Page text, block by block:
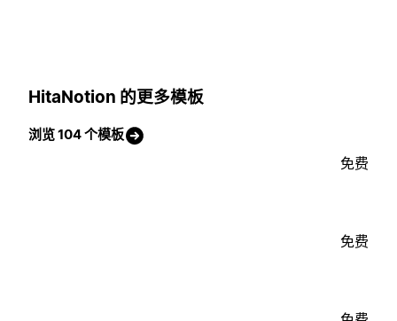
HitaNotion 的更多模板
浏览 104 个模板
免费
免费